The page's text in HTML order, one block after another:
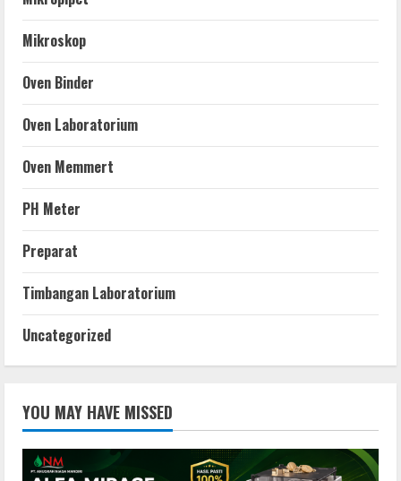
Mikroskop
Oven Binder
Oven Laboratorium
Oven Memmert
PH Meter
Preparat
Timbangan Laboratorium
Uncategorized
YOU MAY HAVE MISSED